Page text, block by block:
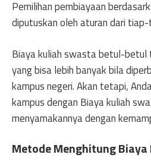
Pemilihan pembiayaan
diputuskan oleh aturan dari
Biaya kuliah swasta betul-betul
yang bisa lebih banyak bila
kampus negeri. Akan tetapi,
kampus dengan Biaya kuliah
menyamakannya dengan
Metode Menghitung Biaya